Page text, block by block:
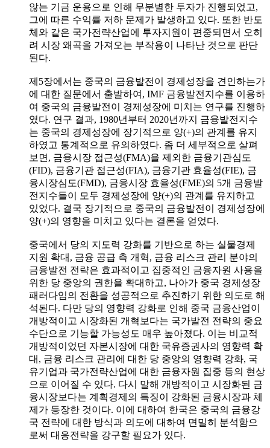
않는 기금 운용으로 인해 무분별한 투자가 진행되었고,
그에 따른 수익률 저하 문제가 발생하고 있다. 또한 반도
체와 같은 국가전략산업에 투자지원이 편중되면서 오히
려 시장 왜곡을 가져오는 부작용이 나타난 것으로 판단
된다.
제5장에서는 중국의 금융발전이 경제성장을 견인하는가
에 대한 질문에서 출발하여, IMF 금융발전지수를 이용하
여 중국의 금융발전이 경제성장에 미치는 연구를 진행하
였다. 연구 결과, 1980년부터 2020년까지 금융발전지수
는 중국의 경제성장에 장기적으로 양(+)의 관계를 유지
하였고 통계적으로 유의하였다. 좀 더 세부적으로 살펴
보면, 금융시장 접근성(FMA)을 제외한 금융기관심도
(FID), 금융기관 접근성(FIA), 금융기관 효율성(FIE), 금
융시장심도(FMD), 금융시장 효율성(FME)의 5개 금융발
전지수들이 모두 경제성장에 양(+)의 관계를 유지하고
있었다. 결국 장기적으로 중국의 금융발전이 경제성장에
양(+)의 영향을 미치고 있다는 결론을 얻었다.
중국에서 당의 지도력 강화를 기반으로 하는 실물경제
지원 확대, 금융 공급 측 개혁, 금융 리스크 관리 분야의
금융발전 전략은 효과적이고 집중적인 금융자원 사용을
위한 당 중앙의 권한을 확대하고, 나아가 중국 경제성장
패러다임의 전환을 성공적으로 추진하기 위한 의도로 해
석된다. 다만 당의 영향력 강화로 인해 중국 금융산업이
개방적이고 시장화된 개혁보다는 국가발전 전략의 중요
수단으로 기능할 가능성도 매우 높아졌다. 이는 비교적
개방적이었던 자본시장에 대한 국유증권사의 영향력 확
대, 금융 리스크 관리에 대한 당 중앙의 영향력 강화, 국
유기업과 국가전략산업에 대한 금융자원 집중 등의 현상
으로 이어질 수 있다. 다시 말해 개방적이고 시장화된 금
융시장보다는 계획경제의 특징이 강화된 금융시장과 체
제가 등장한 것이다. 이에 대하여 한국은 중국의 금융강
국 전략에 대한 방식과 의도에 대하여 면밀히 분석함으
로써 대응전략을 강구할 필요가 있다.